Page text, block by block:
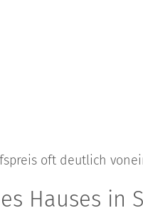
oft deutlich
Hauses in